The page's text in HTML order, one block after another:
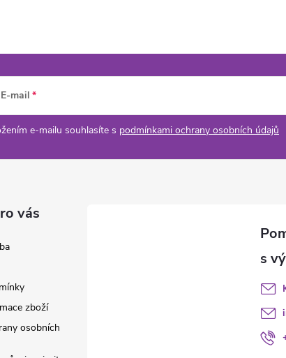
E-mail
e-mailu souhlasíte s podmínkami ochrany osobních údajů
vás
zboží
osobních